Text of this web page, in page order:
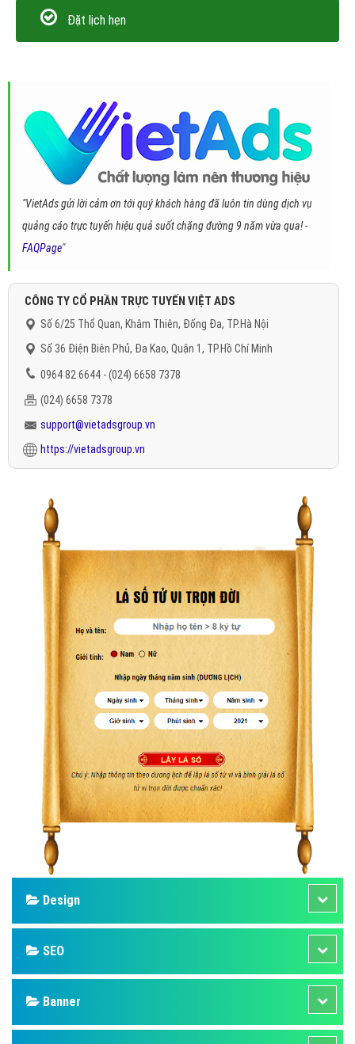
Đặt lịch hẹn
"VietAds gửi lời cảm ơn tới quý khách hàng đã luôn tin dùng dịch vụ
quảng cáo trực tuyến hiệu quả suốt chặng đường 9 năm vừa qua! -
FAQPage"
CÔNG TY CỔ PHẦN TRỰC TUYẾN VIỆT ADS
Số 6/25 Thổ Quan, Khâm Thiên, Đống Đa, TP.Hà Nội
Số 36 Điện Biên Phủ, Đa Kao, Quận 1, TP.Hồ Chí Minh
0964 82 6644 - (024) 6658 7378
(024) 6658 7378
support@vietadsgroup.vn
https://vietadsgroup.vn
Design
SEO
Banner